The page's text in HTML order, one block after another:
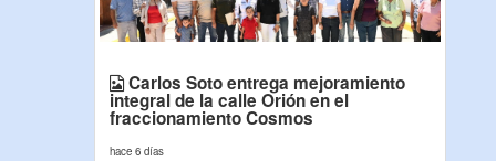
Carlos Soto entrega mejoramiento
integral de la calle Orión en el
fraccionamiento Cosmos
hace 6 días